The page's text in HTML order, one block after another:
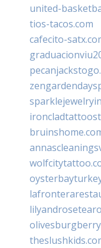
united-
tios-tacos.com
cafecito-